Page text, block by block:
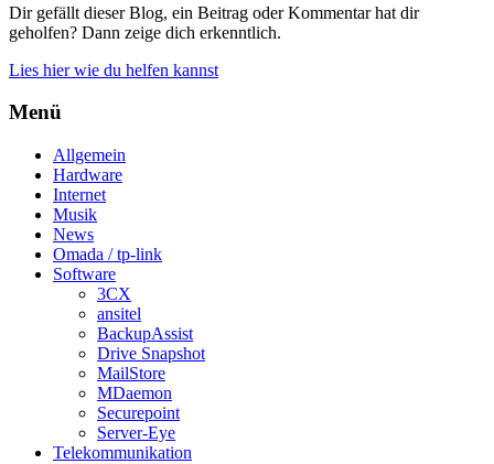
Dir gefällt dieser Blog, ein Beitrag oder Kommentar hat dir
geholfen? Dann zeige dich erkenntlich.
Lies hier wie du helfen kannst
Menü
Allgemein
Hardware
Internet
Musik
News
Omada / tp-link
Software
3CX
ansitel
BackupAssist
Drive Snapshot
MailStore
MDaemon
Securepoint
Server-Eye
Telekommunikation